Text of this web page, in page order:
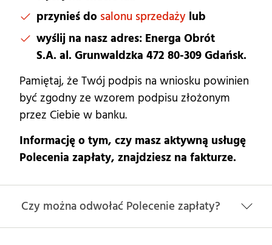
przynieś do salonu sprzedażylub
wyślij na nasz adres: Energa Obrót
S.A. al. Grunwaldzka 472 80-309 Gdańsk.
Pamiętaj, że Twój podpis na wniosku powinien
być zgodny ze wzorem podpisu złożonym
przez Ciebie w banku.
Informację o tym, czy masz aktywną usługę
Polecenia zapłaty, znajdziesz na fakturze.
Czy można odwołać Polecenie zapłaty?